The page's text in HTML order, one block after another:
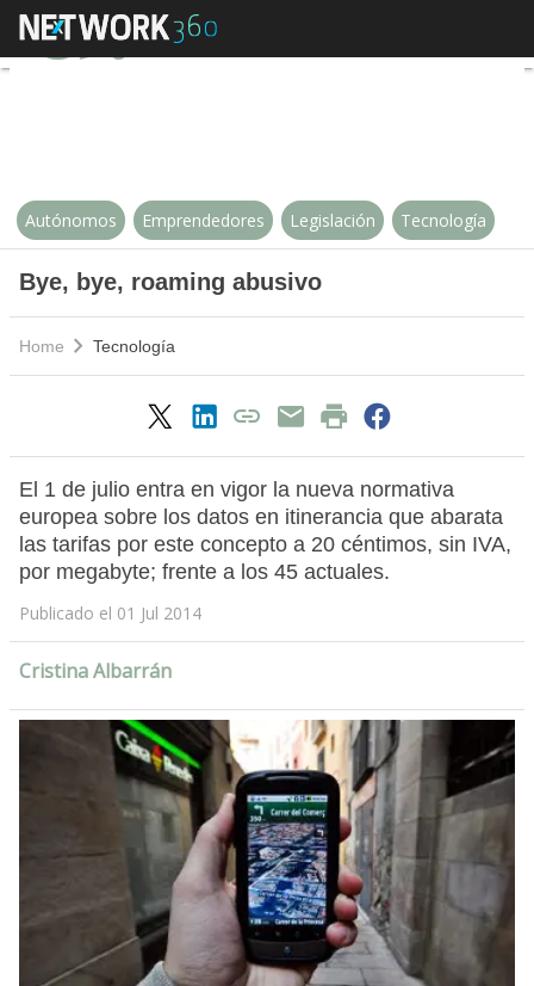
Bye, bye, roaming abusivo
Autónomos Emprendedores Legislación Tecnología
Bye, bye, roaming abusivo
Home Tecnología
El 1 de julio entra en vigor la nueva normativa
europea sobre los datos en itinerancia que abarata
las tarifas por este concepto a 20 céntimos, sin IVA,
por megabyte; frente a los 45 actuales.
Publicado el 01 Jul 2014
Cristina Albarrán